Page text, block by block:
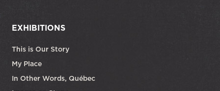
EXHIBITIONS
This is Our Story
My Place
In Other Words, Québec